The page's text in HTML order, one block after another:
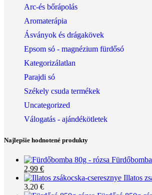
Arc-és bőrápolás
Aromaterápia
Ásványok és drágakövek
Epsom só - magnézium fürdősó
Kategorizálatlan
Parajdi só
Székely csuda termékek
Uncategorized
Válogatás - ajándékötletek
Najlepšie hodnotené produkty
Original
price
was:
2,99 €Current
price
is:
Illatos
3,20 €